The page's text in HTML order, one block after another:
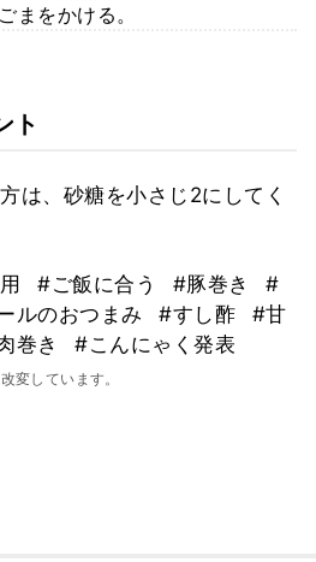
まをかける。
ト
は、砂糖を小さじ2にしてく
#ご飯に合う #豚巻き
#
ルのおつまみ #すし酢
#甘
巻き #こんにゃく発表
変しています。